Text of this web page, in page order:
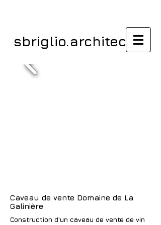
sbriglio.architectes
Caveau de vente Domaine de La
Galinière
Construction d'un caveau de vente de vin